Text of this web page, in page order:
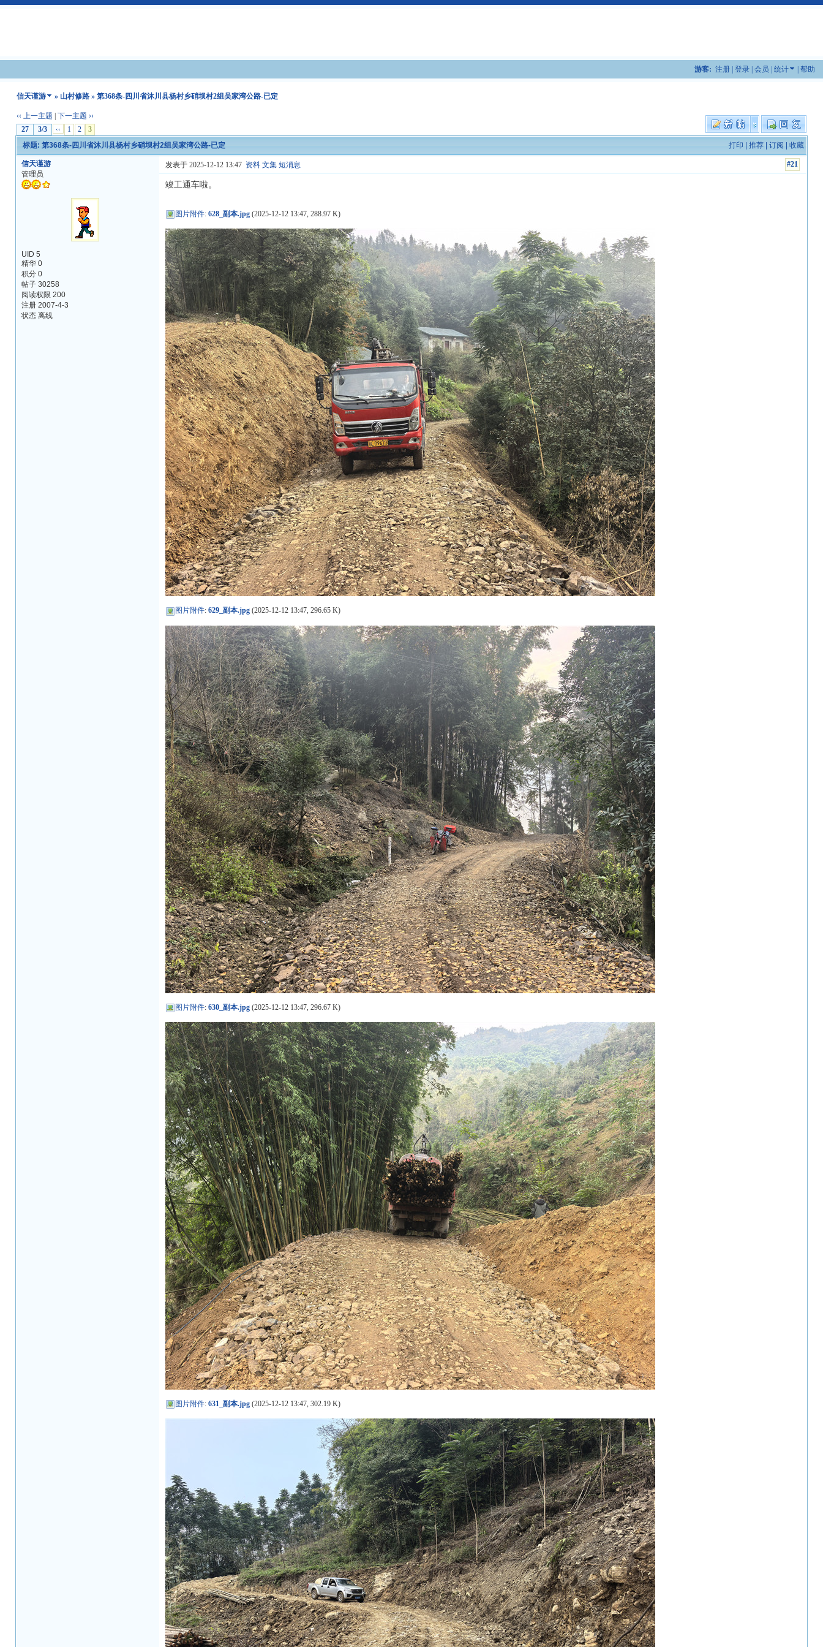
游客: 注册| 登录| 会员 统计 帮助
信天谨游 » 山村修路» 第368条-四川省沐川县杨村乡硝坝村2组吴家湾公路-已定
‹‹ 上一主题
下一主题 ››
27
3/3 ‹‹ 1 2
3
打印
推荐| 订阅 收藏
标题: 第368条-四川省沐川县杨村乡硝坝村2组吴家湾公路-已定
信天谨游
管理员
UID 5
精华 0
积分 0
帖子 30258
阅读权限 200
注册 2007-4-3
状态 离线
#21
发表于 2025-12-12 13:47 资料 文集 短消息
竣工通车啦。
图片附件: 628_副本.jpg(2025-12-12 13:47, 288.97 K)
图片附件: 629_副本.jpg(2025-12-12 13:47, 296.65 K)
图片附件: 630_副本.jpg(2025-12-12 13:47, 296.67 K)
图片附件: 631_副本.jpg(2025-12-12 13:47, 302.19 K)